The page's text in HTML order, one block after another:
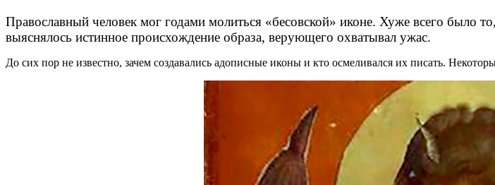
Православный человек мог годами молиться «бесовской» иконе. Хуже всего было
выяснялось истинное происхождение образа, верующего охватывал ужас.
До сих пор не известно, зачем создавались адописные иконы и кто осмеливался их писать.